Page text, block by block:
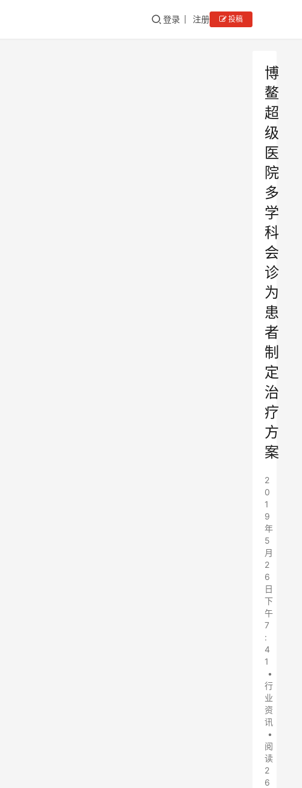
登录 注册 投稿
博
鳌
超
级
医
院
多
学
科
会
诊
为
患
者
制
定
治
疗
方
案
2
0
1
9
年
5
月
2
6
日
下
午
7
:
4
1
•
行
业
资
讯
•
阅
读
2
6